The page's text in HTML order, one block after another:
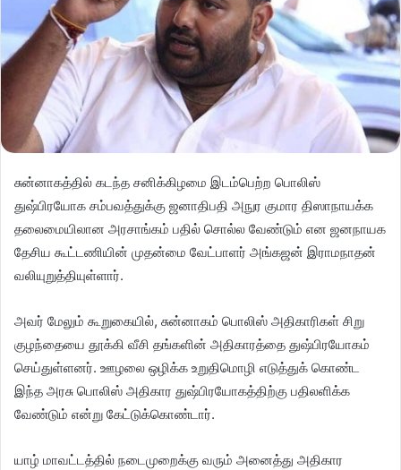
சுன்னாகத்தில் கடந்த சனிக்கிழமை இடம்பெற்ற பொலிஸ்
துஷ்பிரயோக சம்பவத்துக்கு ஜனாதிபதி அநுர குமார திஸாநாயக்க
தலைமையிலான அரசாங்கம் பதில் சொல்ல வேண்டும் என ஜனநாயக
தேசிய கூட்டணியின் முதன்மை வேட்பாளர் அங்கஜன் இராமநாதன்
வலியுறுத்தியுள்ளார்.
அவர் மேலும் கூறுகையில், சுன்னாகம் பொலிஸ் அதிகாரிகள் சிறு
குழந்தையை தூக்கி வீசி தங்களின் அதிகாரத்தை துஷ்பிரயோகம்
செய்துள்ளனர். ஊழலை ஒழிக்க உறுதிமொழி எடுத்துக் கொண்ட
இந்த அரசு பொலிஸ் அதிகார துஷ்பிரயோகத்திற்கு பதிலளிக்க
வேண்டும் என்று கேட்டுக்கொண்டார்.
யாழ் மாவட்டத்தில் நடைமுறைக்கு வரும் அனைத்து அதிகார